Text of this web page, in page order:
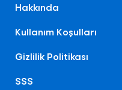
Hakkında
Kullanım Koşulları
Gizlilik Politikası
SSS